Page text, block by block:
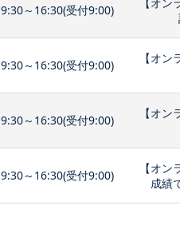
9:30～16:30(受付9:00)
9:30～16:30(受付9:00)
【オ
9:30～16:30(受付9:00)
【オ
9:30～16:30(受付9:00)
【オ
成績